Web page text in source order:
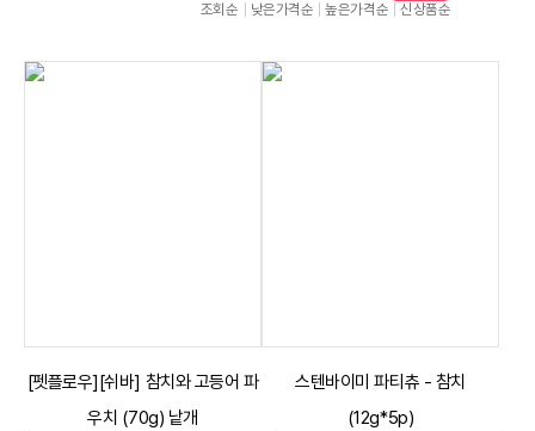
조회순 낮은가격순 높은가격순 신상품순
[펫플로우][쉬바] 참치와 고등어 파
우치 (70g) 낱개
스텐바이미 파티츄 - 참치
(12g*5p)